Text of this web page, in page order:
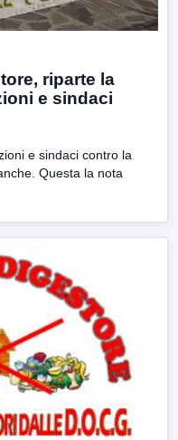
riparte la
e sindaci
e sindaci contro la
Questa la nota